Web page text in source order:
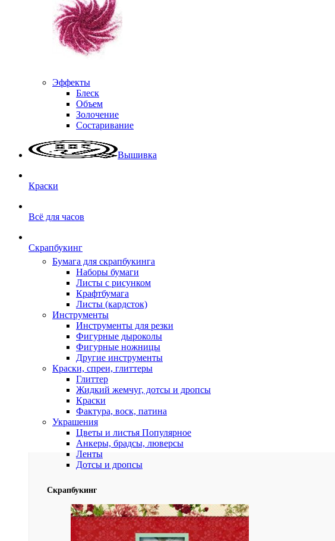
Эффекты
Блеск
Объем
Золочение
Состаривание
Вышивка
Краски
Всё для часов
Скрапбукинг
Бумага для скрапбукинга
Наборы бумаги
Листы с рисунком
Крафтбумага
Листы (кардсток)
Инструменты
Инструменты для резки
Фигурные дыроколы
Фигурные ножницы
Другие инструменты
Краски, спреи, глиттеры
Глиттер
Жидкий жемчуг, дотсы и дропсы
Краски
Фактура, воск, патина
Украшения
Цветы и листья Популярное
Анкеры, брадсы, люверсы
Ленты
Дотсы и дропсы
Скрапбукинг